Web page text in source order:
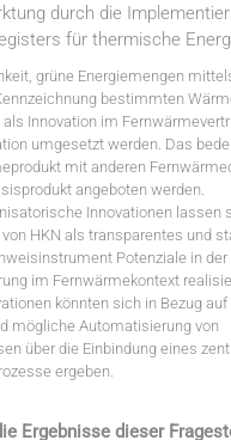
durch die
für thermische
grüne Energiemengen
bestimmten
als Innovation im
umgesetzt werden. Das
mit anderen
angeboten werden.
Innovationen lassen
HKN als transparentes und
Potenziale in
im Fernwärmekontext
könnten sich in Bezug auf
mögliche Automatisierung von
über die Einbindung eines
ergeben.
Ergebnisse dieser